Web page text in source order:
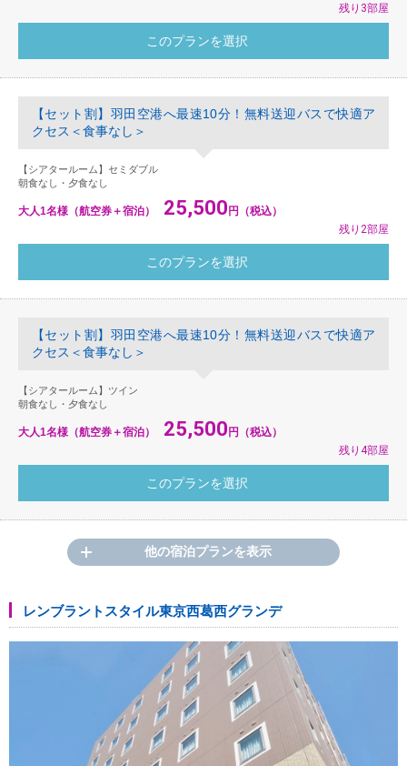
残り3部屋
【セット割】羽田空港へ最速10分！無料送迎バスで快適ア
クセス＜食事なし＞
【シアタールーム】セミダブル
朝食なし・夕食なし
大人1名様（航空券＋宿泊） 25,500 円（税込）
残り2部屋
【セット割】羽田空港へ最速10分！無料送迎バスで快適ア
クセス＜食事なし＞
【シアタールーム】ツイン
朝食なし・夕食なし
大人1名様（航空券＋宿泊） 25,500 円（税込）
残り4部屋
他の宿泊プランを表示
レンブラントスタイル東京西葛西グランデ